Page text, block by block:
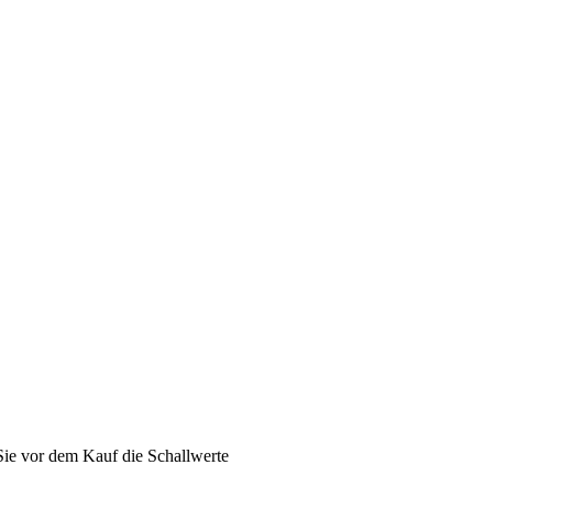
vor dem Kauf die Schallwerte